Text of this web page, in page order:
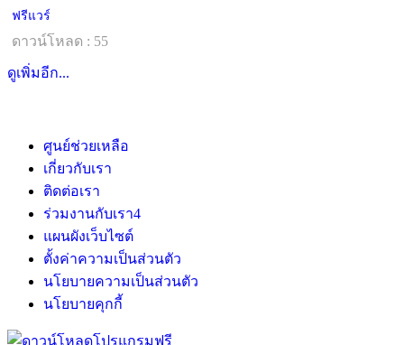
ฟรีแวร์
ดาวน์โหลด : 55
ดูเพิ่มอีก...
ศูนย์ช่วยเหลือ
เกี่ยวกับเรา
ติดต่อเรา
ร่วมงานกับเรา4
แผนผังเว็บไซต์
ตั้งค่าความเป็นส่วนตัว
นโยบายความเป็นส่วนตัว
นโยบายคุกกี้